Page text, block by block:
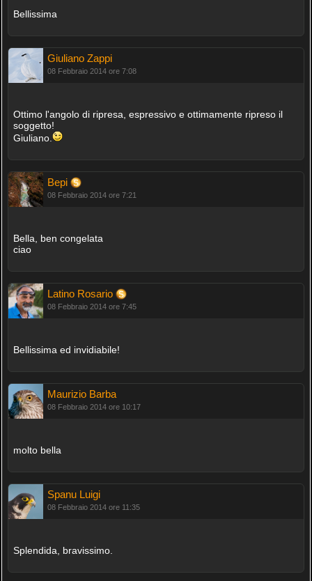
Bellissima
Giuliano Zappi
08 Febbraio 2014 ore 7:08
Ottimo l'angolo di ripresa, espressivo e ottimamente ripreso il
soggetto!
Giuliano.
Bepi
08 Febbraio 2014 ore 7:21
Bella, ben congelata
ciao
Latino Rosario
08 Febbraio 2014 ore 7:45
Bellissima ed invidiabile!
Maurizio Barba
08 Febbraio 2014 ore 10:17
molto bella
Spanu Luigi
08 Febbraio 2014 ore 11:35
Splendida, bravissimo.